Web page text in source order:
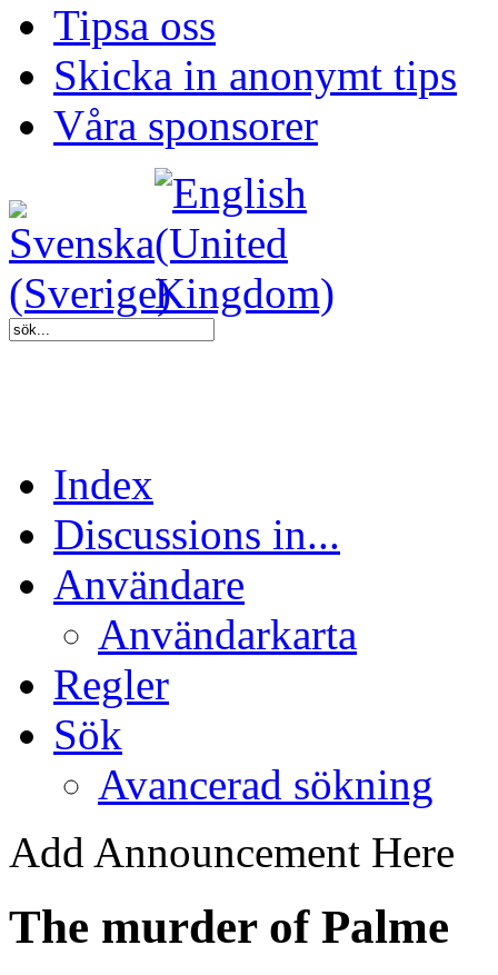
Tipsa oss
Skicka in anonymt tips
Våra sponsorer
Index
Discussions in...
Användare
Användarkarta
Regler
Sök
Avancerad sökning
Add Announcement Here
The murder of Palme